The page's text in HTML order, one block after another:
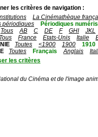
les critères de navigation :
La Cinémathèque
périodiques
Périodiques
Tous AB C DE F GHI JKL
Tous France Etats-Unis Italie
Toutes <1900 1900 1910
Toutes Français Anglais
les critères
du Cinéma et de l'image